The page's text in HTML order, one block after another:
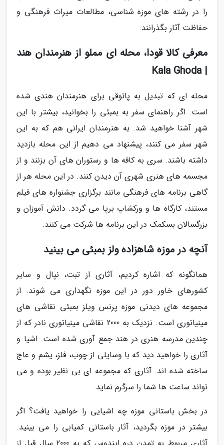
را در رشته های موزه شناسی، مطالعات میراث فرهنگی و
حفاظت آثار بگذرانند.
معرفی کالا قودا، محله ای مملو از هنرمندان هند
| Kala Ghoda
محله ای که تبدیل به پاتوقی برای هنرمندان هندی شده
است. اگر راهنمای سفر به بمبئی را بخوانید، بیشتر با این
شهر آشنا خواهید شد. به هنرمندان ایرانی هم که به این
شهر سفر می کنند، پیشنهاد می دهیم از این محله بازدید
داشته باشند. سری به کافه ها و رستوران های آن بزنند و از
مجسمه های هنری شهری آن دیدن کنند. در این محله هر از
گاهی برنامه های فرهنگی مانند برگزاری جشنواره های فیلم
مستند، کارگاه ها و ورکشاپ برپا می گردد. دانش آموزان و
بزرگسالان بسکمک در این برنامه ها شرکت می کنند.
آنچه در موزه شاهزاده ولز بمبئی می بینید
همانگونه که اشاره کردیم، آثاری از تبت، نپال و سایر
کشورهای خاور دور در این موزه نگهداری می شوند. از
مجموعه های دیدنی موزه پرنس ویلز بمبئی نقاشی های
مینیاتوری است. نزدیک به 2000 نقاشی مینیاتوری نادر که از
چندین مدرسه هنری در هند جمع آوری شده است. اشیا و
آثاری را خواهید دید که با وسایلی از چوب، فلز، یشم و عاج
ساخته شده اند. آثاری که مجموعه ای بی نظیر بوده و می
تواند ساعت ها شما را سرگرم نماید.
در بخش باستانی موزه چه اشیایی را خواهید یافت؟ اگر
بیشتر در موزه بگردید، آثار باستانی کمیابی را می بینید.